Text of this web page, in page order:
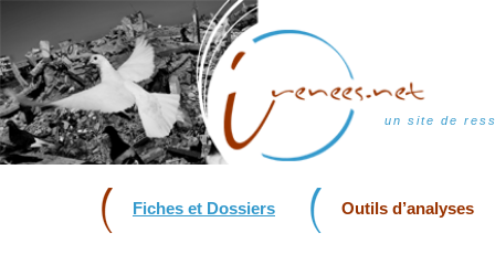
un site de
Fiches et Dossiers Outils d’analyses